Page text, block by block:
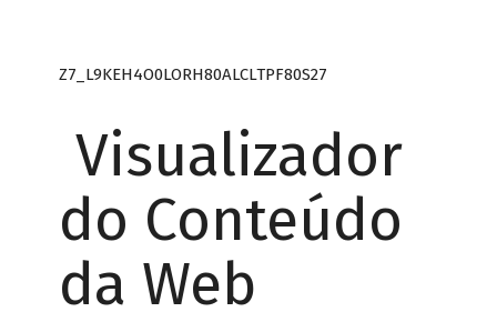
Z7_L9KEH4O0LORH80ALCLTPF80S27
Visualizador
do Conteúdo
da Web